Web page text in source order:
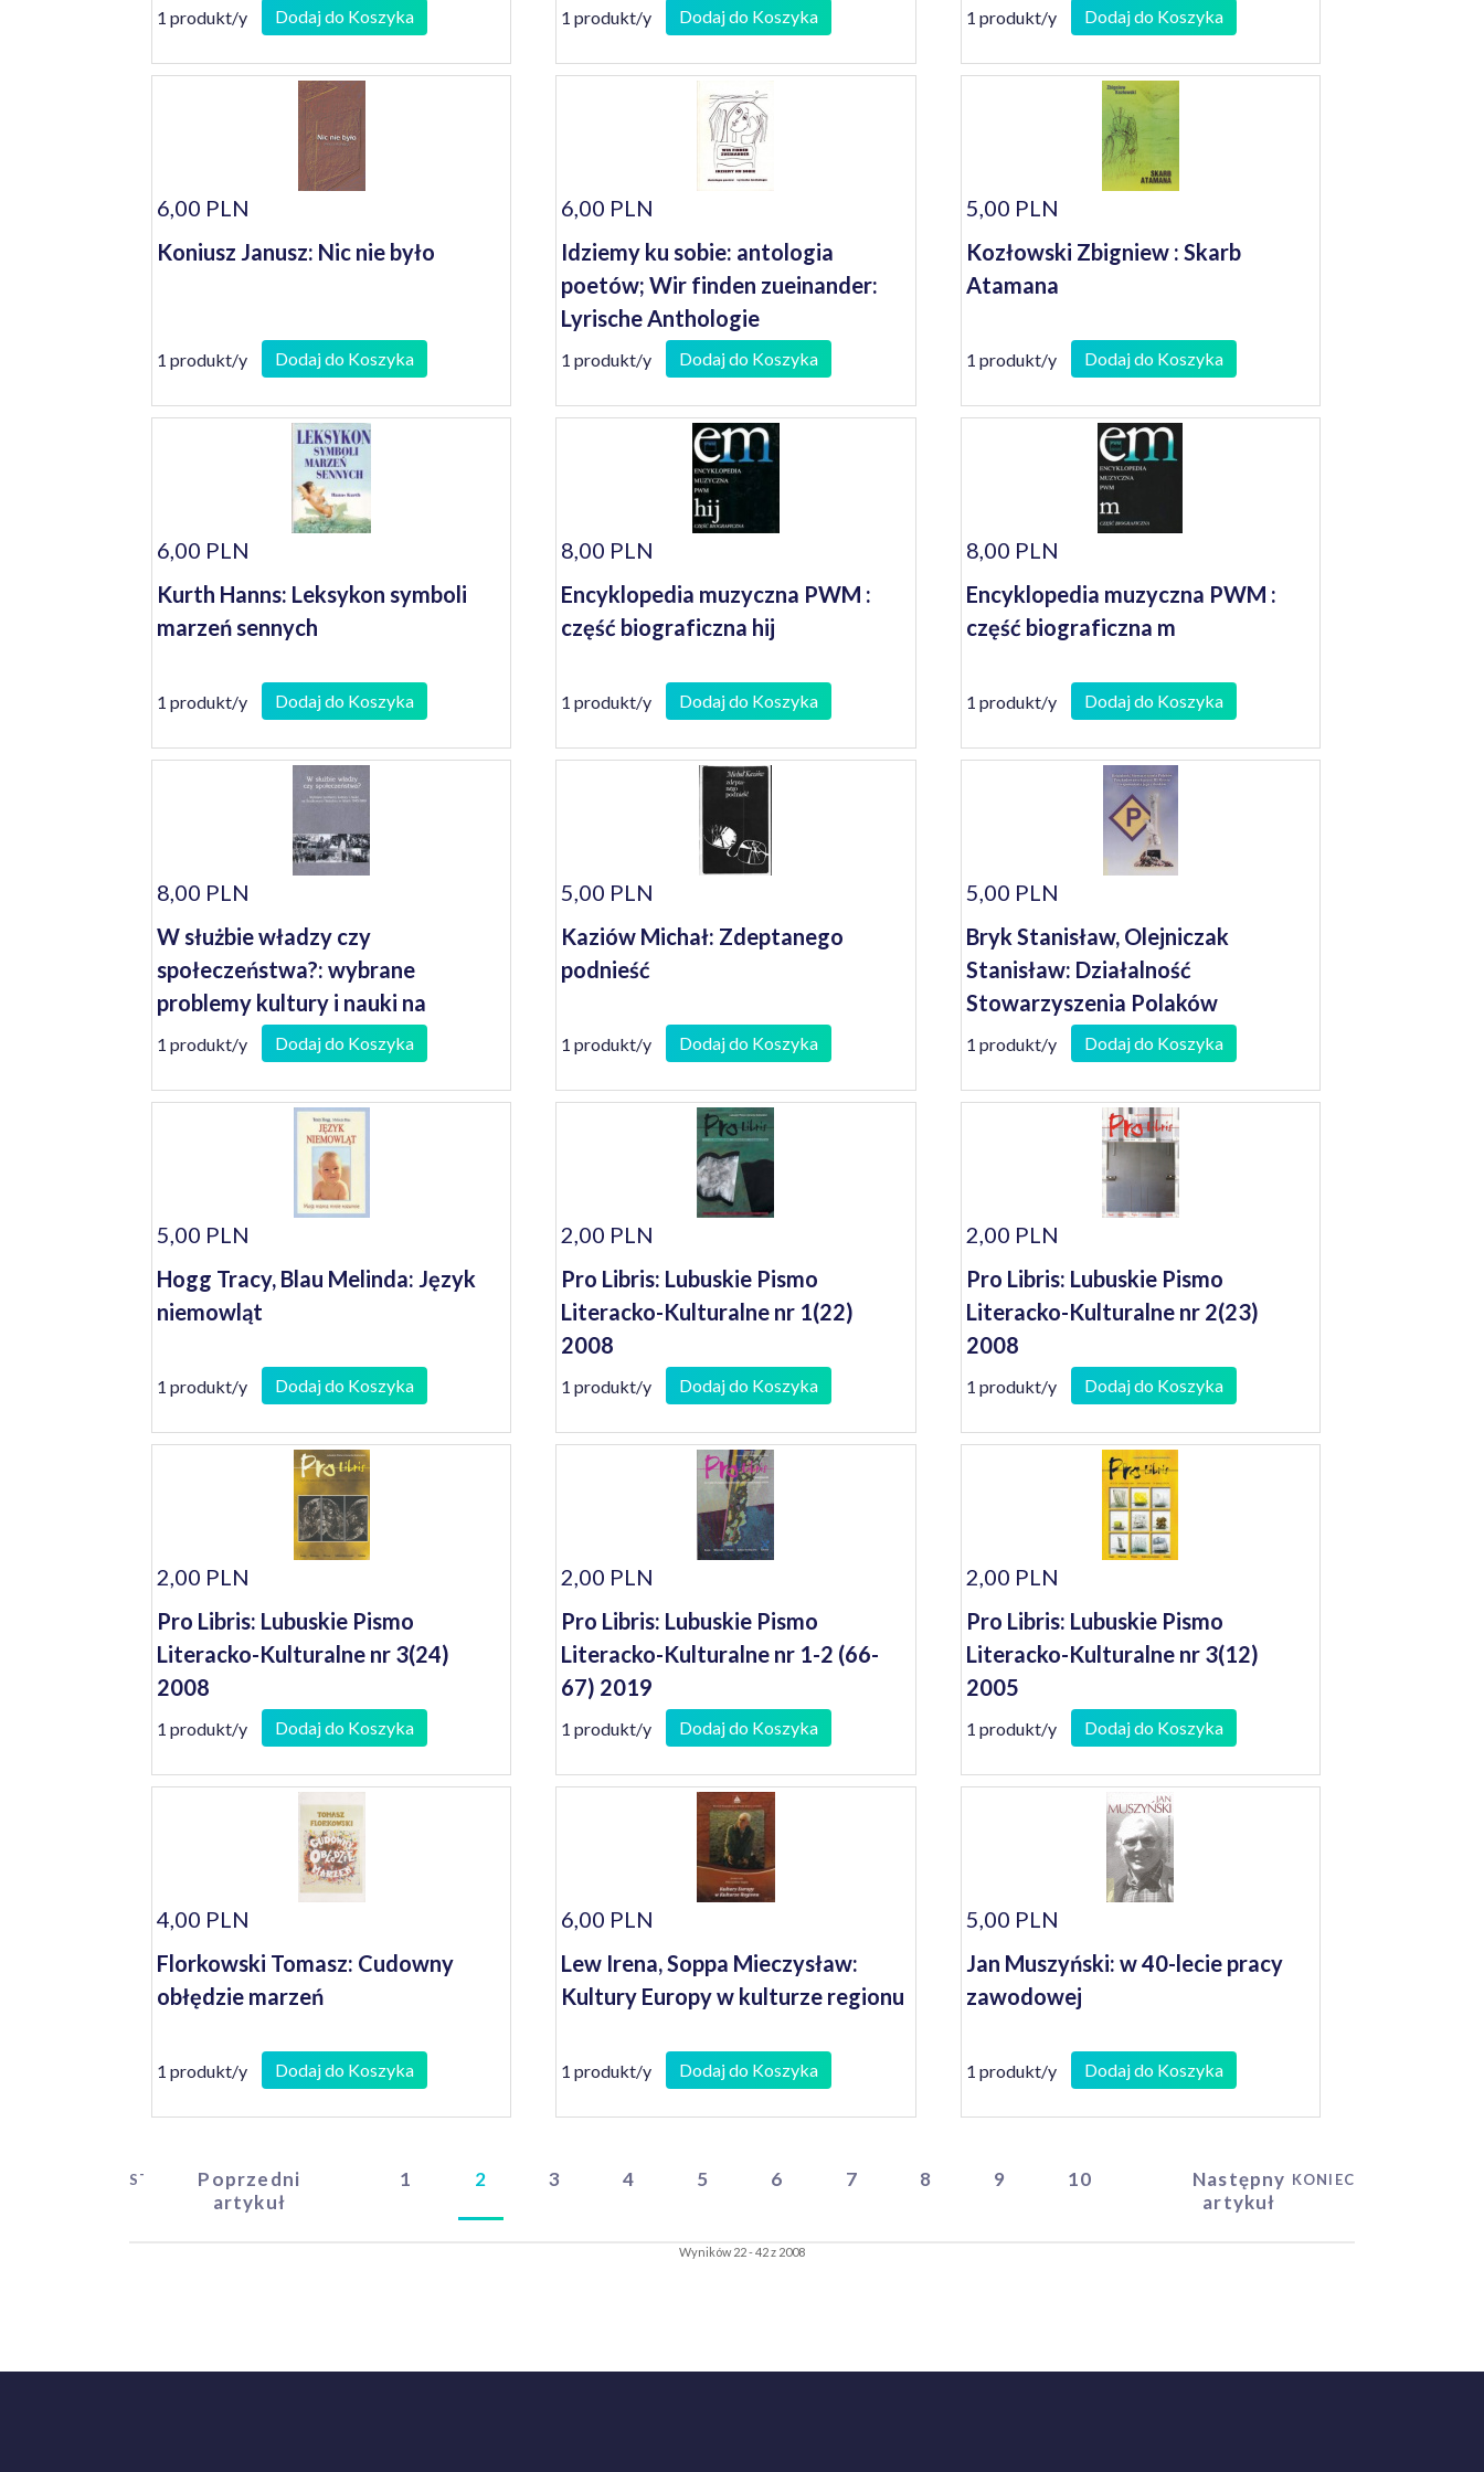
1 produkt/y Dodaj do Koszyka 1 produkt/y Dodaj do Koszyka 1 produkt/y Dodaj do Koszyka
6,00 PLN
Koniusz Janusz: Nic nie było
1 produkt/y Dodaj do Koszyka
6,00 PLN
Idziemy ku sobie: antologia
poetów; Wir finden zueinander:
Lyrische Anthologie
1 produkt/y Dodaj do Koszyka
5,00 PLN
Kozłowski Zbigniew : Skarb
Atamana
1 produkt/y Dodaj do Koszyka
6,00 PLN
Kurth Hanns: Leksykon symboli
marzeń sennych
1 produkt/y Dodaj do Koszyka
8,00 PLN
Encyklopedia muzyczna PWM :
część biograficzna hij
1 produkt/y Dodaj do Koszyka
8,00 PLN
Encyklopedia muzyczna PWM :
część biograficzna m
1 produkt/y Dodaj do Koszyka
8,00 PLN
W służbie władzy czy
społeczeństwa?: wybrane
problemy kultury i nauki na
Środkowym Nadodrzu w latach
1945-1989
1 produkt/y Dodaj do Koszyka
5,00 PLN
Kaziów Michał: Zdeptanego
podnieść
1 produkt/y Dodaj do Koszyka
5,00 PLN
Bryk Stanisław, Olejniczak
Stanisław: Działalność
Stowarzyszenia Polaków
Poszkodowanych przez III Rzeszę i
wspomnienia jego członków
1 produkt/y Dodaj do Koszyka
5,00 PLN
Hogg Tracy, Blau Melinda: Język
niemowląt
1 produkt/y Dodaj do Koszyka
2,00 PLN
Pro Libris: Lubuskie Pismo
Literacko-Kulturalne nr 1(22)
2008
1 produkt/y Dodaj do Koszyka
2,00 PLN
Pro Libris: Lubuskie Pismo
Literacko-Kulturalne nr 2(23)
2008
1 produkt/y Dodaj do Koszyka
2,00 PLN
Pro Libris: Lubuskie Pismo
Literacko-Kulturalne nr 3(24)
2008
1 produkt/y Dodaj do Koszyka
2,00 PLN
Pro Libris: Lubuskie Pismo
Literacko-Kulturalne nr 1-2 (66-
67) 2019
1 produkt/y Dodaj do Koszyka
2,00 PLN
Pro Libris: Lubuskie Pismo
Literacko-Kulturalne nr 3(12)
2005
1 produkt/y Dodaj do Koszyka
4,00 PLN
Florkowski Tomasz: Cudowny
obłędzie marzeń
1 produkt/y Dodaj do Koszyka
6,00 PLN
Lew Irena, Soppa Mieczysław:
Kultury Europy w kulturze regionu
1 produkt/y Dodaj do Koszyka
5,00 PLN
Jan Muszyński: w 40-lecie pracy
zawodowej
1 produkt/y Dodaj do Koszyka
START
Poprzedni
artykuł
1 2 3 4 5 6 7 8 9 10
Następny
artykuł
KONIEC
Wyników 22 - 42 z 2008